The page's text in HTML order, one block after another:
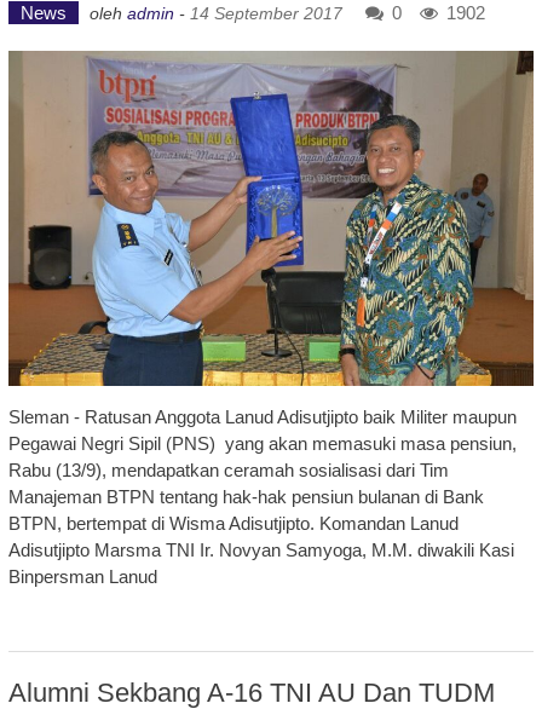
News oleh admin - 14 September 2017 0 1902
Sleman - Ratusan Anggota Lanud Adisutjipto baik Militer maupun
Pegawai Negri Sipil (PNS) yang akan memasuki masa pensiun,
Rabu (13/9), mendapatkan ceramah sosialisasi dari Tim
Manajeman BTPN tentang hak-hak pensiun bulanan di Bank
BTPN, bertempat di Wisma Adisutjipto. Komandan Lanud
Adisutjipto Marsma TNI Ir. Novyan Samyoga, M.M. diwakili Kasi
Binpersman Lanud
Alumni Sekbang A-16 TNI AU Dan TUDM